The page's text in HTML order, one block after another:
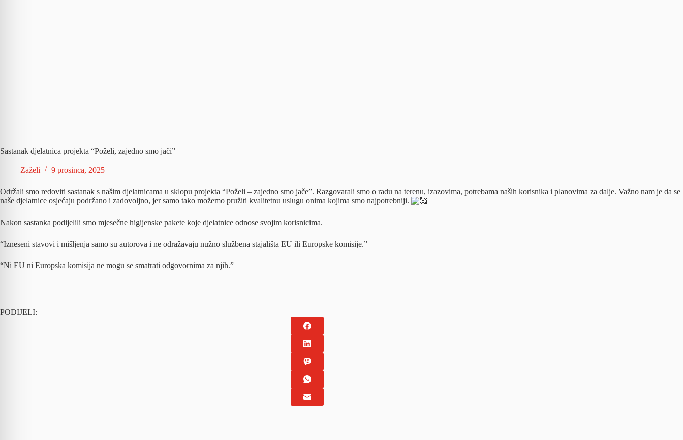
Sastanak djelatnica projekta “Poželi, zajedno smo jači”
Zaželi 9 prosinca, 2025
Održali smo redoviti sastanak s našim djelatnicama u sklopu projekta “Poželi – zajedno smo jače”. Razgovarali smo o radu na terenu, izazovima, potrebama naših korisnika i planovima za dalje. Važno nam je da se
naše djelatnice osjećaju podržano i zadovoljno, jer samo tako možemo pružiti kvalitetnu uslugu onima kojima smo najpotrebniji.
Nakon sastanka podijelili smo mjesečne higijenske pakete koje djelatnice odnose svojim korisnicima.
“Izneseni stavovi i mišljenja samo su autorova i ne odražavaju nužno službena stajališta EU ili Europske komisije.”
“Ni EU ni Europska komisija ne mogu se smatrati odgovornima za njih.”
PODIJELI: